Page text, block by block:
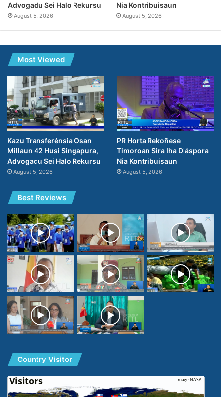
Advogadu Sei Halo Rekursu
August 5, 2026
Nia Kontribuisaun
August 5, 2026
Most Viewed
Kazu Transferénsia Osan
Millaun 42 Husi Singapura,
Advogadu Sei Halo Rekursu
August 5, 2026
PR Horta Rekoñese
Timoroan Sira Iha Diáspora
Nia Kontribuisaun
August 5, 2026
Best Reviews
Country Visitor